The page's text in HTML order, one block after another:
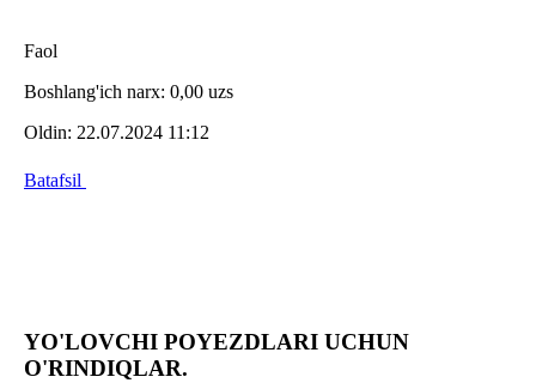
Faol
Boshlang'ich narx: 0,00 uzs
Oldin: 22.07.2024 11:12
Batafsil
YO'LOVCHI POYEZDLARI UCHUN
O'RINDIQLAR.